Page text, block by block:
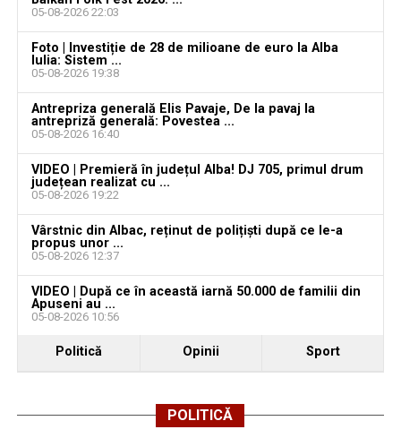
Mulțumesc!
CARMEN SPĂTĂCEAN,
Consilier local USR
Consiliul Local BLAJ
Adaugă blajinfo.ro ca sursă
Ultimele știri din Blaj
CIL Blaj și-a aflat adversara din turul al treilea al
Cupei României: duel cu Sănătatea Cluj
Servicii noi pentru seniorii din Blaj: se inaugurează
Sâmbătă, 15 august 2026: Tradiționalul pelerinaj de
05-08-2026 22:03
Foto | Investiție de 28 de milioane de euro la Alba
Iulia: Sistem ...
05-08-2026 19:38
Antrepriza generală Elis Pavaje, De la pavaj la
antrepriză generală: Povestea ...
05-08-2026 16:40
VIDEO | Premieră în județul Alba! DJ 705, primul drum
județean realizat cu ...
05-08-2026 19:22
Vârstnic din Albac, reținut de polițiști după ce le-a
propus unor ...
05-08-2026 12:37
VIDEO | După ce în această iarnă 50.000 de familii din
Apuseni au ...
05-08-2026 10:56
Politică Opinii Sport
POLITICĂ